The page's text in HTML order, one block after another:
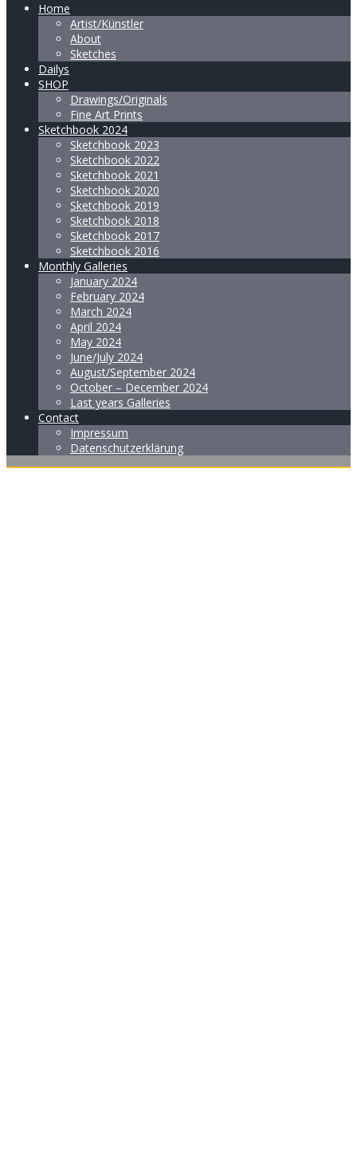
Home
Artist/Künstler
About
Sketches
Dailys
SHOP
Drawings/Originals
Fine Art Prints
Sketchbook 2024
Sketchbook 2023
Sketchbook 2022
Sketchbook 2021
Sketchbook 2020
Sketchbook 2019
Sketchbook 2018
Sketchbook 2017
Sketchbook 2016
Monthly Galleries
January 2024
February 2024
March 2024
April 2024
May 2024
June/July 2024
August/September 2024
October – December 2024
Last years Galleries
Contact
Impressum
Datenschutzerklärung